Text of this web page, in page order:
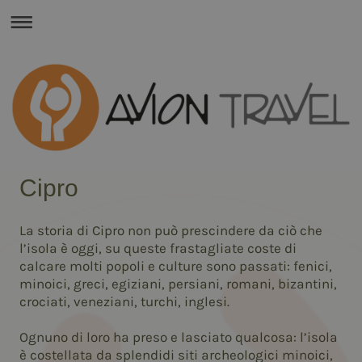
Cipro
La storia di Cipro non può prescindere da ciò che
l’isola è oggi, su queste frastagliate coste di
calcare molti popoli e culture sono passati: fenici,
minoici, greci, egiziani, persiani, romani, bizantini,
crociati, veneziani, turchi, inglesi.
Ognuno di loro ha preso e lasciato qualcosa: l’isola
è costellata da splendidi siti archeologici minoici,